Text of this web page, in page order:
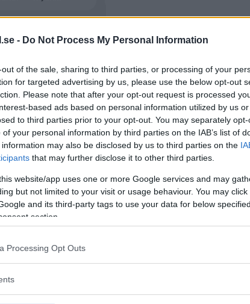
- Do Not Process My Personal Information
of the sale, sharing to third parties, or processing of your
for targeted advertising by us, please use the below opt-out
Please note that after your opt-out request is processed
based ads based on personal information utilized by us
to third parties prior to your opt-out. You may separately
your personal information by third parties on the IAB’s list of
may also be disclosed by us to third parties on the
that may further disclose it to other third parties.
website/app uses one or more Google services and may
but not limited to your visit or usage behaviour. You may
and its third-party tags to use your data for below
section.
Processing Opt Outs
kan SL-trafiken bli
– 7